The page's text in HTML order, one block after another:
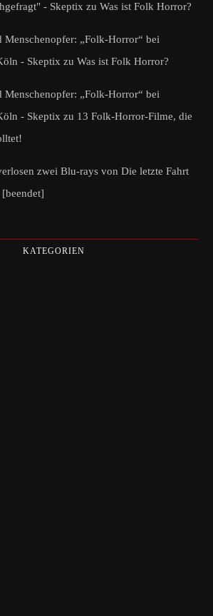
- Skeptix zu Was ist Folk Horror?
Menschenopfer: „Folk-Horror“ bei
- Skeptix zu Was ist Folk Horror?
Menschenopfer: „Folk-Horror“ bei
- Skeptix zu 13 Folk-Horror-Filme, die
zwei Blu-rays von Die letzte Fahrt
KATEGORIEN